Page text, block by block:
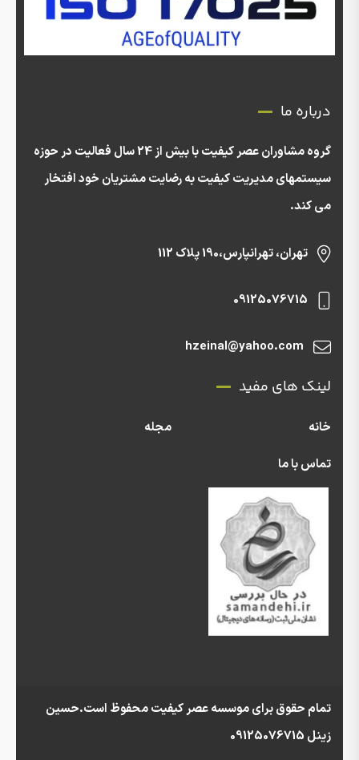
درباره ما
گروه مشاوران عصر کیفیت با بیش از 24 سال فعالیت در حوزه
سیستمهای مدیریت کیفیت به رضایت مشتریان خود افتخار
می کند.
تهران، تهرانپارس،190 پلاک 112
09125076715
hzeinal@yahoo.com
لینک های مفید
خانه
مجله
تماس با ما
تمام حقوق برای موسسه عصر کیفیت محفوظ است.حسین
زینل 09125076715